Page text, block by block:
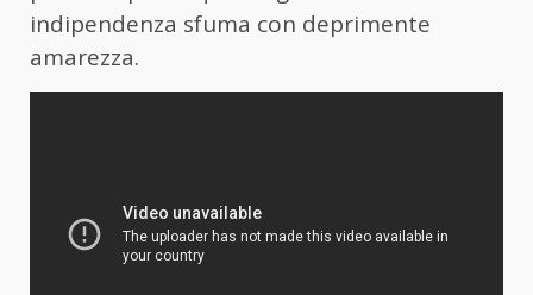
indipendenza sfuma con deprimente
amarezza.